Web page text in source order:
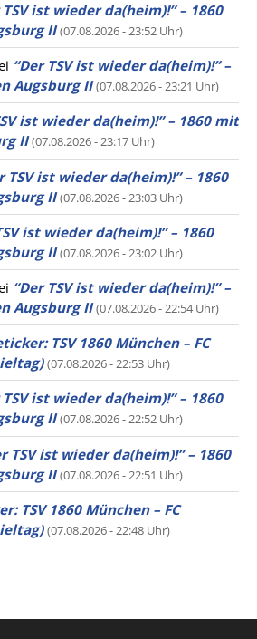
TSV ist wieder da(heim)!” – 1860
II (07.08.2026 - 23:52 Uhr)
“Der TSV ist wieder da(heim)!” –
Augsburg II (07.08.2026 - 23:21 Uhr)
ist wieder da(heim)!” – 1860 mit
II (07.08.2026 - 23:17 Uhr)
TSV ist wieder da(heim)!” – 1860
II (07.08.2026 - 23:03 Uhr)
ist wieder da(heim)!” – 1860
II (07.08.2026 - 23:02 Uhr)
“Der TSV ist wieder da(heim)!” –
Augsburg II (07.08.2026 - 22:54 Uhr)
TSV 1860 München – FC
(07.08.2026 - 22:53 Uhr)
TSV ist wieder da(heim)!” – 1860
II (07.08.2026 - 22:52 Uhr)
TSV ist wieder da(heim)!” – 1860
II (07.08.2026 - 22:51 Uhr)
TSV 1860 München – FC
(07.08.2026 - 22:48 Uhr)